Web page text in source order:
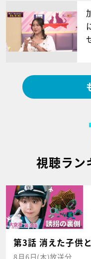
視聴ラン
第3話 消えた子供
8月6日(木)放送分